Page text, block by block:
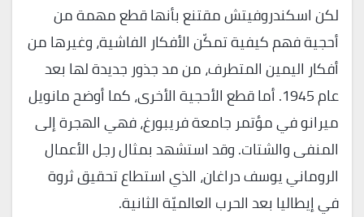
لكن اسكندروفيتش مقتنع بأنها قطع مهمة من
أحجية فهم كيفية تمكّن الأفكار الفاشية، وغيرها من
أفكار اليمين المتطرف، من مد جذور جديدة لها بعد
عام 1945. أما قطع الأحجية الأخرى، كما أوضح مانويل
ميرانو في مؤتمر جامعة فريبورغ، فهي الهجرة إلى
المنفى والشتات. وقد استشهد بمثال رجل الأعمال
الروماني يوسف دراغان، الذي استطاع تحقيق ثروة
في إيطاليا بعد الحرب العالميّة الثانية.